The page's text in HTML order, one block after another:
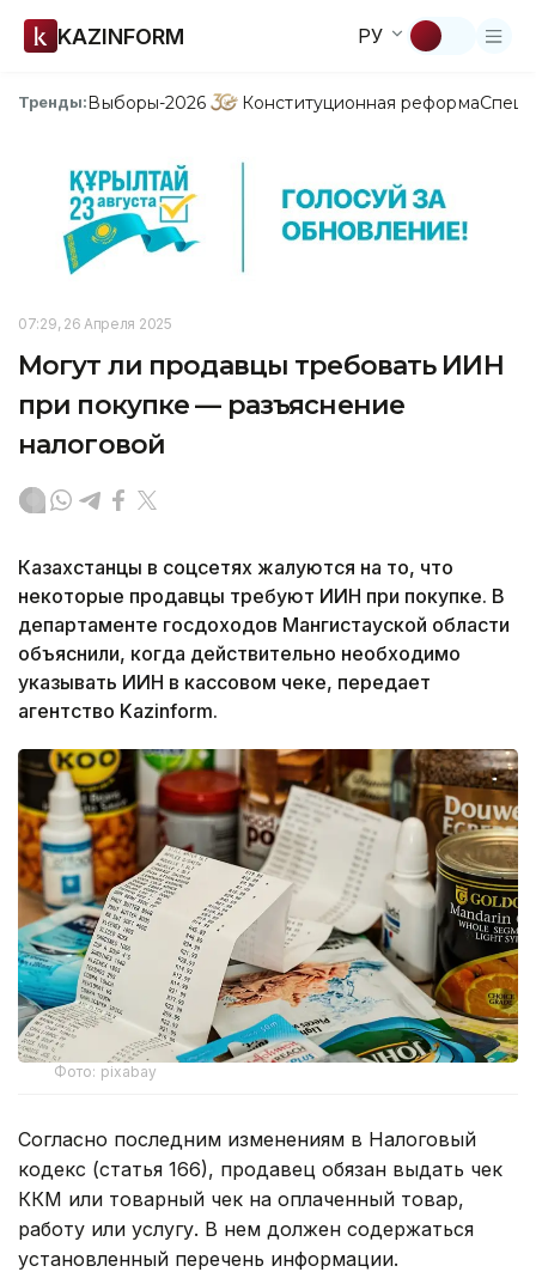
KAZINFORM РУ
Тренды:Выборы-2026 Конституционная реформа
07:29, 26 Апреля 2025
Могут ли продавцы требовать ИИН
при покупке — разъяснение
налоговой
Казахстанцы в соцсетях жалуются на то, что
некоторые продавцы требуют ИИН при покупке. В
департаменте госдоходов Мангистауской области
объяснили, когда действительно необходимо
указывать ИИН в кассовом чеке, передает
агентство Kazinform.
Фото: pixabay
Согласно последним изменениям в Налоговый
кодекс (статья 166), продавец обязан выдать чек
ККМ или товарный чек на оплаченный товар,
работу или услугу. В нем должен содержаться
установленный перечень информации.